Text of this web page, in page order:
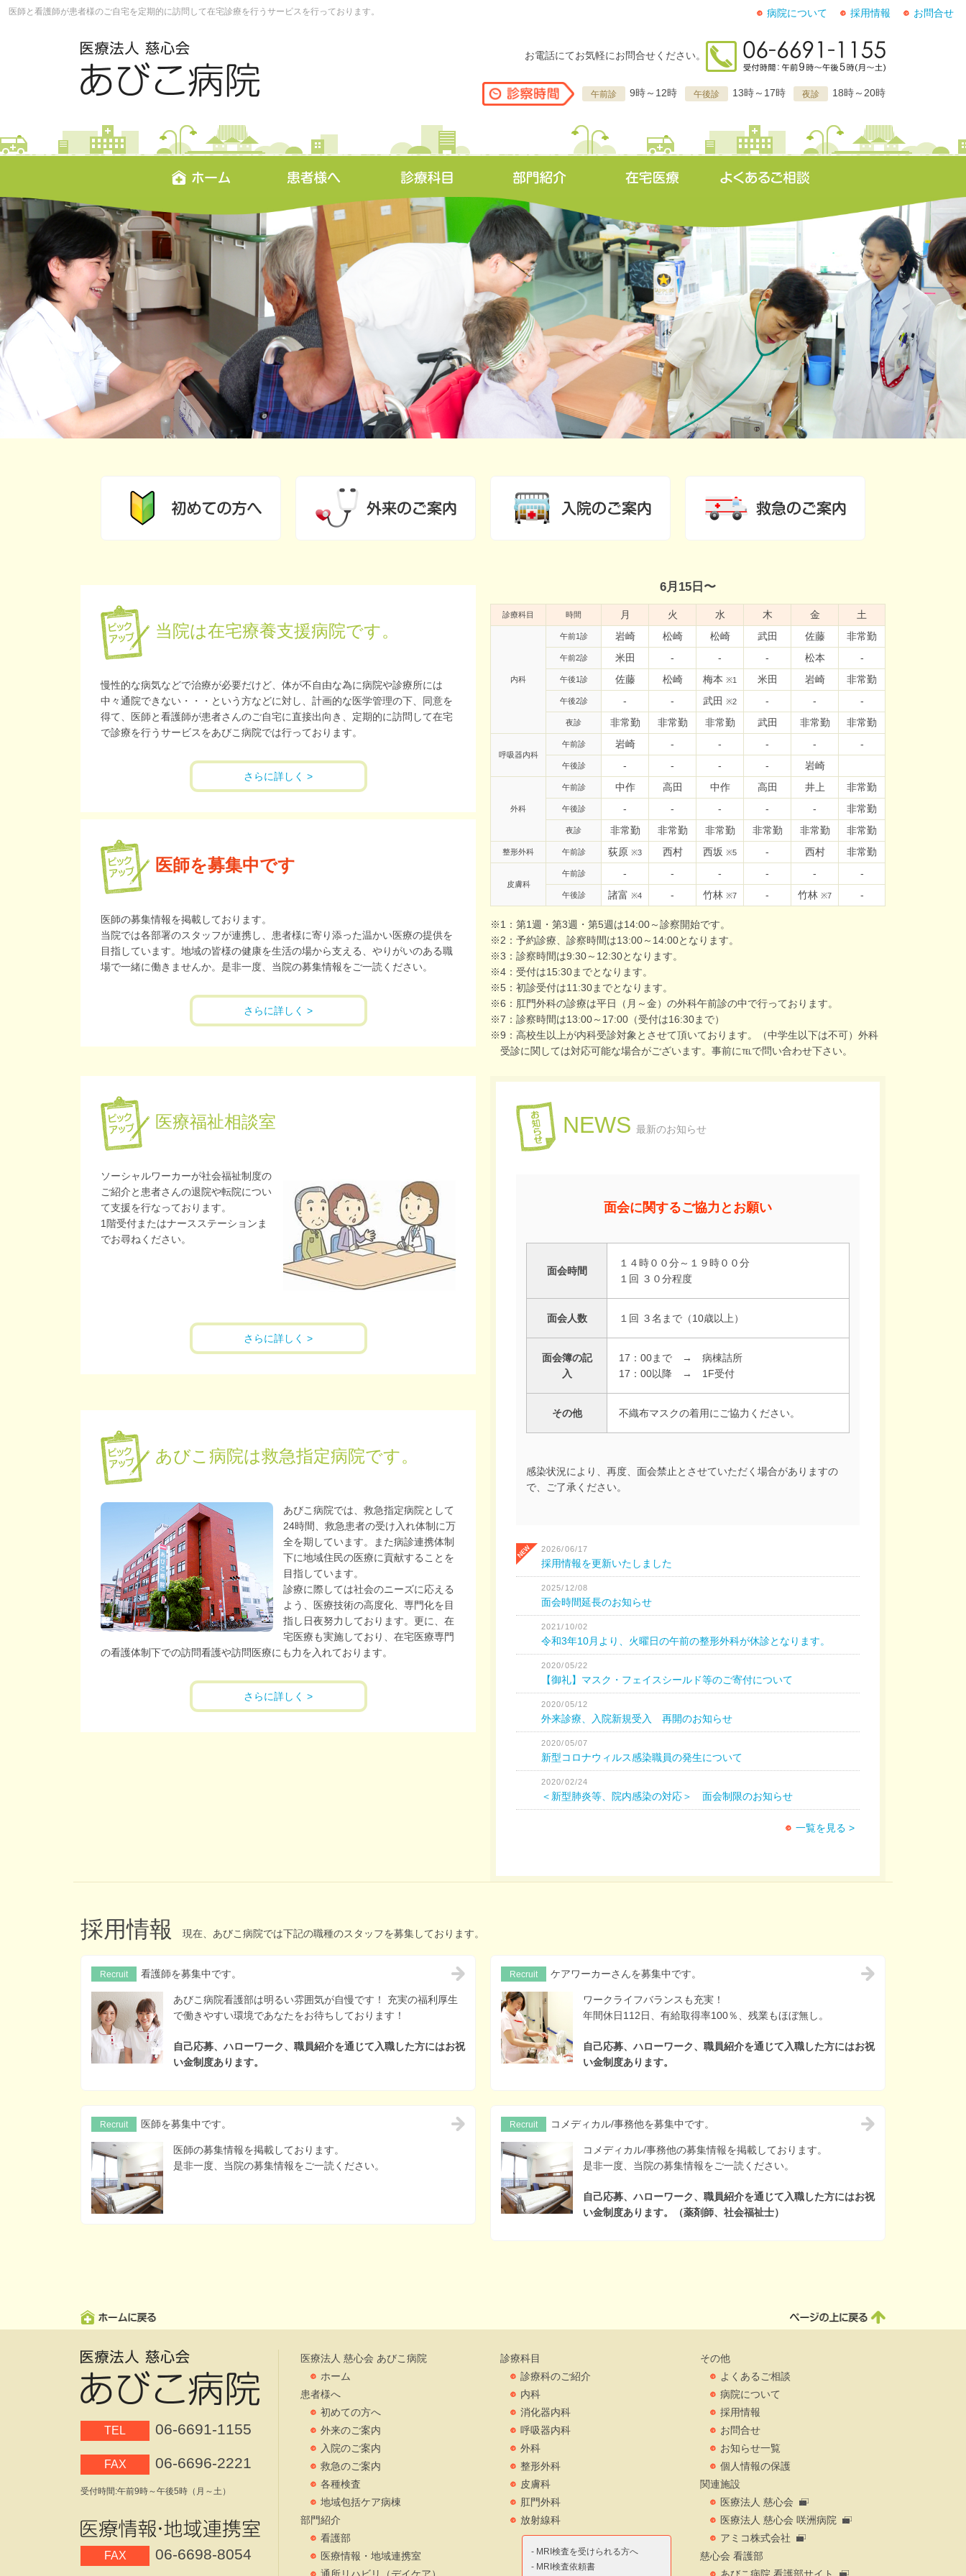
医師と看護師が患者様のご自宅を定期的に訪問して在宅診療を行うサービスを行っております。 病院について 採用情報 お問合せ
お電話にてお気軽にお問合せください。
午前診 9時～12時 午後診 13時～17時 夜診 18時～20時
6月15日〜
診療科目 時間 月 火 水 木 金 土
内科
午前1診 岩崎 松崎 松崎 武田 佐藤 非常勤
午前2診 米田 - - - 松本 -
午後1診 佐藤 松崎 梅本 ※1 米田 岩崎 非常勤
午後2診 - - 武田 ※2 - - -
夜診 非常勤 非常勤 非常勤 武田 非常勤 非常勤
呼吸器内科
午前診 岩崎 - - - - -
午後診 - - - - 岩崎
外科
午前診 中作 高田 中作 高田 井上 非常勤
午後診 - - - - - 非常勤
夜診 非常勤 非常勤 非常勤 非常勤 非常勤 非常勤
整形外科 午前診 荻原 ※3 西村 西坂 ※5 - 西村 非常勤
皮膚科
午前診 - - - - - -
午後診 諸富 ※4 - 竹林 ※7 - 竹林 ※7 -
※1：第1週・第3週・第5週は14:00～診察開始です。
※2：予約診療、診察時間は13:00～14:00となります。
※3：診察時間は9:30～12:30となります。
※4：受付は15:30までとなります。
※5：初診受付は11:30までとなります。
※6：肛門外科の診療は平日（月～金）の外科午前診の中で行っております。
※7：診察時間は13:00～17:00（受付は16:30まで）
※9：高校生以上が内科受診対象とさせて頂いております。（中学生以下は不可）外科
受診に関しては対応可能な場合がございます。事前に℡で問い合わせ下さい。
当院は在宅療養支援病院です。
慢性的な病気などで治療が必要だけど、体が不自由な為に病院や診療所には
中々通院できない・・・という方などに対し、計画的な医学管理の下、同意を
得て、医師と看護師が患者さんのご自宅に直接出向き、定期的に訪問して在宅
で診療を行うサービスをあびこ病院では行っております。
さらに詳しく >
医師を募集中です
医師の募集情報を掲載しております。
当院では各部署のスタッフが連携し、患者様に寄り添った温かい医療の提供を
目指しています。地域の皆様の健康を生活の場から支える、やりがいのある職
場で一緒に働きませんか。是非一度、当院の募集情報をご一読ください。
さらに詳しく >
医療福祉相談室
ソーシャルワーカーが社会福祉制度の
ご紹介と患者さんの退院や転院につい
て支援を行なっております。
1階受付またはナースステーションま
でお尋ねください。
さらに詳しく >
あびこ病院は救急指定病院です。
あびこ病院では、救急指定病院として
24時間、救急患者の受け入れ体制に万
全を期しています。また病診連携体制
下に地域住民の医療に貢献することを
目指しています。
診療に際しては社会のニーズに応える
よう、医療技術の高度化、専門化を目
指し日夜努力しております。更に、在
宅医療も実施しており、在宅医療専門
の看護体制下での訪問看護や訪問医療にも力を入れております。
さらに詳しく >
NEWS 最新のお知らせ
面会に関するご協力とお願い
面会時間
１４時００分～１９時００分
１回 ３０分程度
面会人数 １回 ３名まで（10歳以上）
面会簿の記
入
17：00まで → 病棟詰所
17：00以降 → 1F受付
その他 不織布マスクの着用にご協力ください。
感染状況により、再度、面会禁止とさせていただく場合がありますの
で、ご了承ください。
2026/06/17
採用情報を更新いたしました
2025/12/08
面会時間延長のお知らせ
2021/10/02
令和3年10月より、火曜日の午前の整形外科が休診となります。
2020/05/22
【御礼】マスク・フェイスシールド等のご寄付について
2020/05/12
外来診療、入院新規受入 再開のお知らせ
2020/05/07
新型コロナウィルス感染職員の発生について
2020/02/24
＜新型肺炎等、院内感染の対応＞ 面会制限のお知らせ
一覧を見る >
採用情報 現在、あびこ病院では下記の職種のスタッフを募集しております。
Recruit 看護師を募集中です。
あびこ病院看護部は明るい雰囲気が自慢です！ 充実の福利厚生
で働きやすい環境であなたをお待ちしております！
自己応募、ハローワーク、職員紹介を通じて入職した方にはお祝
い金制度あります。
Recruit ケアワーカーさんを募集中です。
ワークライフバランスも充実！
年間休日112日、有給取得率100％、残業もほぼ無し。
自己応募、ハローワーク、職員紹介を通じて入職した方にはお祝
い金制度あります。
Recruit 医師を募集中です。
医師の募集情報を掲載しております。
是非一度、当院の募集情報をご一読ください。
Recruit コメディカル/事務他を募集中です。
コメディカル/事務他の募集情報を掲載しております。
是非一度、当院の募集情報をご一読ください。
自己応募、ハローワーク、職員紹介を通じて入職した方にはお祝
い金制度あります。（薬剤師、社会福祉士）
医療法人 慈心会 あびこ病院
ホーム
患者様へ
初めての方へ
外来のご案内
入院のご案内
救急のご案内
各種検査
地域包括ケア病棟
部門紹介
看護部
医療情報・地域連携室
通所リハビリ（デイケア）
診療科目
診療科のご紹介
内科
消化器内科
呼吸器内科
外科
整形外科
皮膚科
肛門外科
放射線科
- MRI検査を受けられる方へ
- MRI検査依頼書
その他
よくあるご相談
病院について
採用情報
お問合せ
お知らせ一覧
個人情報の保護
関連施設
医療法人 慈心会
医療法人 慈心会 咲洲病院
アミコ株式会社
慈心会 看護部
あびこ病院 看護部サイト
TEL 06-6691-1155
FAX 06-6696-2221
受付時間:午前9時～午後5時（月～土）
FAX 06-6698-8054